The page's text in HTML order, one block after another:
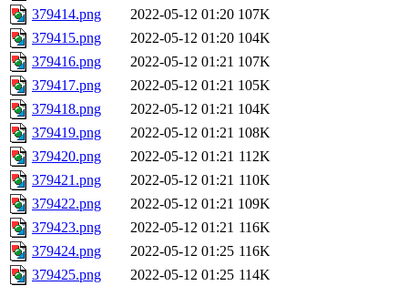
379414.png
2022-05-12 01:20 107K
379415.png
2022-05-12 01:20 104K
379416.png
2022-05-12 01:21 107K
379417.png
2022-05-12 01:21 105K
379418.png
2022-05-12 01:21 104K
379419.png
2022-05-12 01:21 108K
379420.png
2022-05-12 01:21 112K
379421.png
2022-05-12 01:21 110K
379422.png
2022-05-12 01:21 109K
379423.png
2022-05-12 01:21 116K
379424.png
2022-05-12 01:25 116K
379425.png
2022-05-12 01:25 114K